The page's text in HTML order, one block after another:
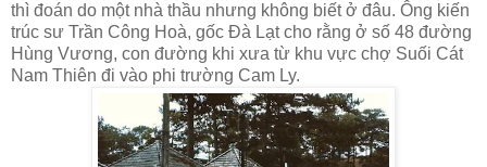
thì đoán do một nhà thầu nhưng không biết ở đâu. Ông kiến
trúc sư Trần Công Hoà, gốc Đà Lạt cho rằng ở số 48 đường
Hùng Vương, con đường khi xưa từ khu vực chợ Suối Cát
Nam Thiên đi vào phi trường Cam Ly.